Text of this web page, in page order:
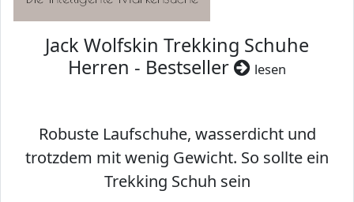
Jack Wolfskin Trekking Schuhe
Herren - Bestseller
lesen
Robuste Laufschuhe, wasserdicht und
trotzdem mit wenig Gewicht. So sollte ein
Trekking Schuh sein